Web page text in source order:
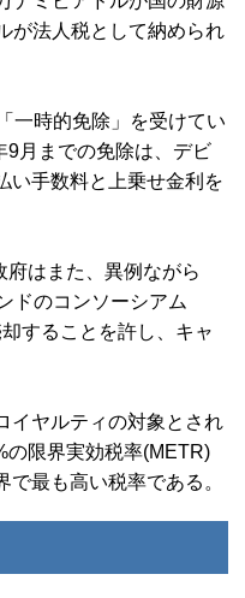
が法人税として納められ
一時的免除」を受けてい
9月までの免除は、デビ
い手数料と上乗せ金利を
はまた、異例ながら
ドのコンソーシアム
することを許し、キャ
イヤルティの対象とされ
の限界実効税率(METR)
最も高い税率である。